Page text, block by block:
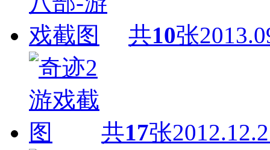
共10张
共17张